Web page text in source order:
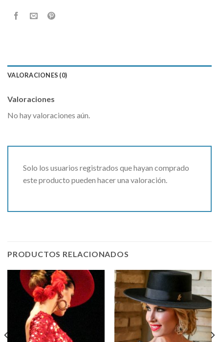
VALORACIONES (0)
Valoraciones
No hay valoraciones aún.
Solo los usuarios registrados que hayan comprado
este producto pueden hacer una valoración.
PRODUCTOS RELACIONADOS